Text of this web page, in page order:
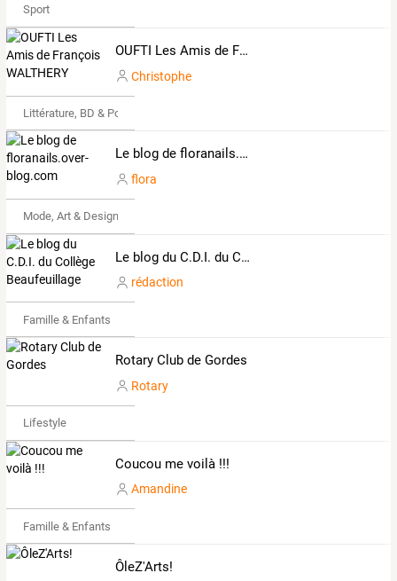
Sport
OUFTI Les Amis de François WALTHERY
Christophe
Littérature, BD & Poésie
Le blog de floranails.over-blog.com
flora
Mode, Art & Design
Le blog du C.D.I. du Collège Beaufeuillage
rédaction
Famille & Enfants
Rotary Club de Gordes
Rotary
Lifestyle
Coucou me voilà !!!
Amandine
Famille & Enfants
ÔleZ'Arts!